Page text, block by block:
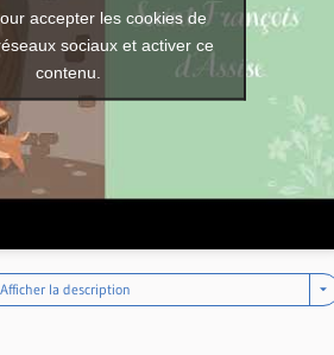
accepter les cookies de
sociaux et activer ce
contenu.
Afficher la description